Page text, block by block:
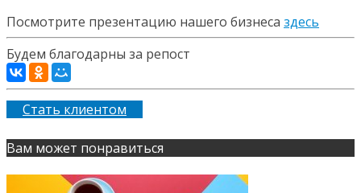
Посмотрите презентацию нашего бизнеса здесь
Будем благодарны за репост
Стать клиентом
Вам может понравиться